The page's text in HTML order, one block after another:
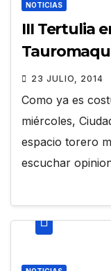
NOTICIAS
III Tertulia en
23 JULIO, 2014
Como ya es
miércoles,
espacio torero
escuchar